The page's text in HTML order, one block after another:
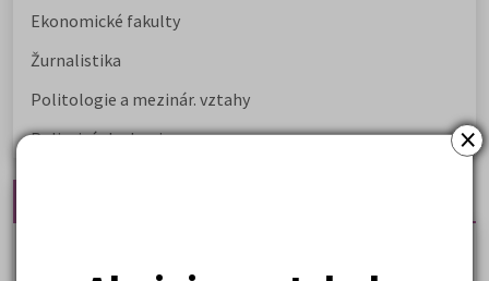
×
Ekonomické fakulty
Žurnalistika
Politologie a mezinár. vztahy
Policejní akademie